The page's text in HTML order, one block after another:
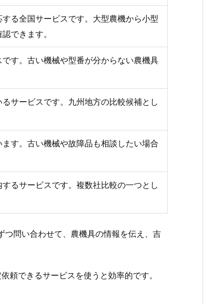
る全国サービスです。大型農機から小型
できます。
す。古い機械や型番が分からない農機具
サービスです。九州地方の比較候補とし
す。古い機械や故障品も相談したい場合
るサービスです。複数社比較の一つとし
つ問い合わせて、農機具の情報を伝え、吉
頼できるサービスを使うと効率的です。